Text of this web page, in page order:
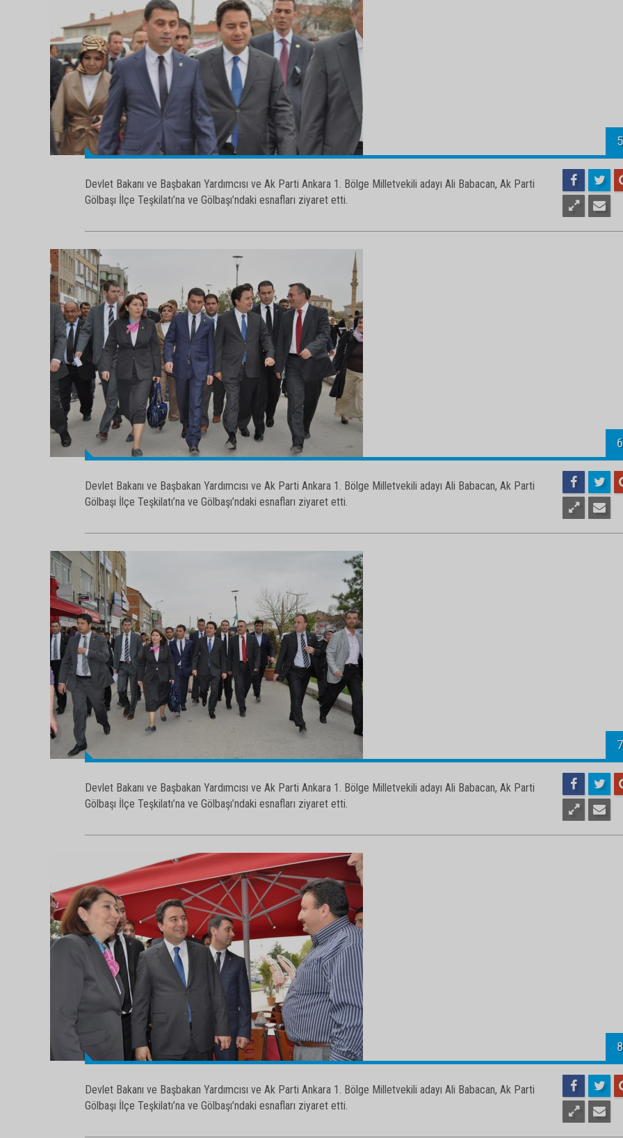
Devlet Bakanı ve Başbakan Yardımcısı ve Ak Parti Ankara 1. Bölge Milletvekili adayı Ali Babacan, Ak Parti
Gölbaşı İlçe Teşkilatı’na ve Gölbaşı’ndaki esnafları ziyaret etti.
Devlet Bakanı ve Başbakan Yardımcısı ve Ak Parti Ankara 1. Bölge Milletvekili adayı Ali Babacan, Ak Parti
Gölbaşı İlçe Teşkilatı’na ve Gölbaşı’ndaki esnafları ziyaret etti.
Devlet Bakanı ve Başbakan Yardımcısı ve Ak Parti Ankara 1. Bölge Milletvekili adayı Ali Babacan, Ak Parti
Gölbaşı İlçe Teşkilatı’na ve Gölbaşı’ndaki esnafları ziyaret etti.